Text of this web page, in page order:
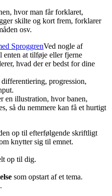
hvor man får forklaret,
skilte og kort frem, forklarer
osv.
Ved nogle af
enten at tilføje eller fjerne
hvad der er bedst for dine
progression,
en illustration, hvor banen,
så du nemmere kan få et hurtigt
op til efterfølgende skriftligt
knytter sig til emnet.
op til dig.
som opstart af et tema.